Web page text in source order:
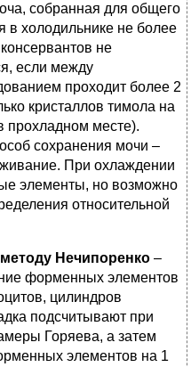
собранная для общего
в холодильнике не более
не
если между
проходит более 2
кристаллов тимола на
прохладном месте).
сохранения мочи –
При охлаждении
элементы, но возможно
относительной
Нечипоренко –
форменных элементов
цилиндров
подсчитывают при
Горяева, а затем
элементов на 1